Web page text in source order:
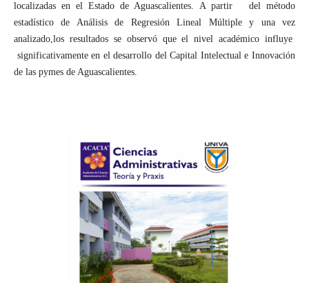
localizadas en el Estado de Aguascalientes. A partir del método
estadístico de Análisis de Regresión Lineal Múltiple y una vez
analizado,los resultados se observó que el nivel académico influye
significativamente en el desarrollo del Capital Intelectual e Innovación
de las pymes de Aguascalientes.